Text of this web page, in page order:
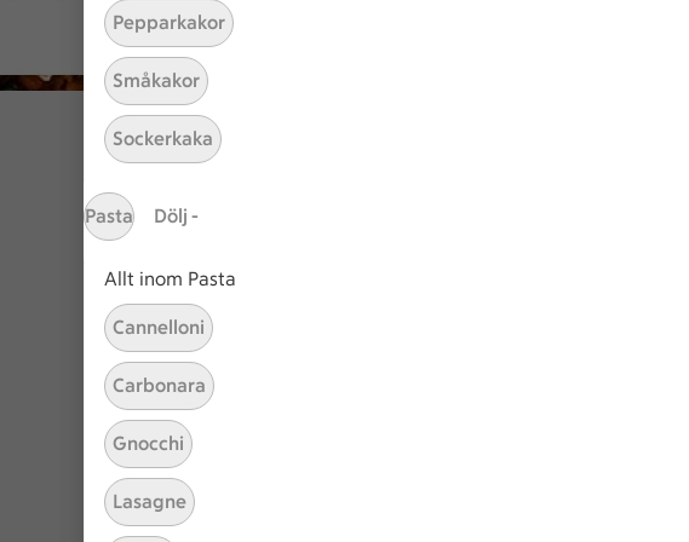
Pepparkakor
Småkakor
Sockerkaka
Pasta Dölj -
Allt inom Pasta
Cannelloni
Carbonara
Gnocchi
Lasagne